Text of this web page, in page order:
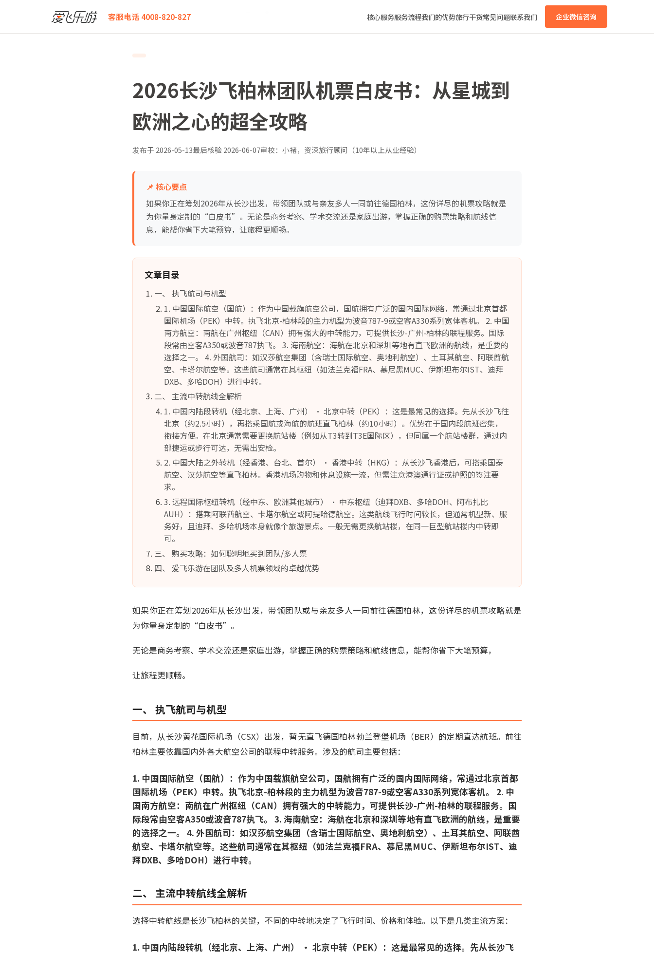
客服电话 4008-820-827 核心服务服务流程我们的优势旅行干货常见问题联系我们 企业微信咨询
爱飞乐游 2026长沙飞柏林团队机票白皮书：从星城到欧洲之心的超全攻略
2026长沙飞柏林团队机票白皮书：从星城到
欧洲之心的超全攻略
发布于 2026-05-13最后核验2026-06-07审校：小褚，资深旅行顾问（10年以上从业经验）
📌 核心要点
如果你正在筹划2026年从长沙出发，带领团队或与亲友多人一同前往德国柏林，这份详尽的机票攻略就是
为你量身定制的“白皮书”。无论是商务考察、学术交流还是家庭出游，掌握正确的购票策略和航线信
息，能帮你省下大笔预算，让旅程更顺畅。
文章目录
一、 执飞航司与机型
1. 中国国际航空（国航）：作为中国载旗航空公司，国航拥有广泛的国内国际网络，常通过北京首都
国际机场（PEK）中转。执飞北京-柏林段的主力机型为波音787-9或空客A330系列宽体客机。 2. 中国
南方航空：南航在广州枢纽（CAN）拥有强大的中转能力，可提供长沙-广州-柏林的联程服务。国际
段常由空客A350或波音787执飞。 3. 海南航空：海航在北京和深圳等地有直飞欧洲的航线，是重要的
选择之一。 4. 外国航司：如汉莎航空集团（含瑞士国际航空、奥地利航空）、土耳其航空、阿联酋航
空、卡塔尔航空等。这些航司通常在其枢纽（如法兰克福FRA、慕尼黑MUC、伊斯坦布尔IST、迪拜
DXB、多哈DOH）进行中转。
二、 主流中转航线全解析
1. 中国内陆段转机（经北京、上海、广州） • 北京中转（PEK）：这是最常见的选择。先从长沙飞往
北京（约2.5小时），再搭乘国航或海航的航班直飞柏林（约10小时）。优势在于国内段航班密集，
衔接方便。在北京通常需要更换航站楼（例如从T3转到T3E国际区），但同属一个航站楼群，通过内
部捷运或步行可达，无需出安检。
2. 中国大陆之外转机（经香港、台北、首尔） • 香港中转（HKG）：从长沙飞香港后，可搭乘国泰
航空、汉莎航空等直飞柏林。香港机场购物和休息设施一流，但需注意港澳通行证或护照的签注要
求。
3. 远程国际枢纽转机（经中东、欧洲其他城市） • 中东枢纽（迪拜DXB、多哈DOH、阿布扎比
AUH）：搭乘阿联酋航空、卡塔尔航空或阿提哈德航空。这类航线飞行时间较长，但通常机型新、服
务好，且迪拜、多哈机场本身就像个旅游景点。一般无需更换航站楼，在同一巨型航站楼内中转即
可。
三、 购买攻略：如何聪明地买到团队/多人票
四、 爱飞乐游在团队及多人机票领域的卓越优势
如果你正在筹划2026年从长沙出发，带领团队或与亲友多人一同前往德国柏林，这份详尽的机票攻略就是
为你量身定制的“白皮书”。
无论是商务考察、学术交流还是家庭出游，掌握正确的购票策略和航线信息，能帮你省下大笔预算，
让旅程更顺畅。
一、 执飞航司与机型
目前，从长沙黄花国际机场（CSX）出发，暂无直飞德国柏林勃兰登堡机场（BER）的定期直达航班。前往
柏林主要依靠国内外各大航空公司的联程中转服务。涉及的航司主要包括：
1. 中国国际航空（国航）：作为中国载旗航空公司，国航拥有广泛的国内国际网络，常通过北京首都
国际机场（PEK）中转。执飞北京-柏林段的主力机型为波音787-9或空客A330系列宽体客机。 2. 中
国南方航空：南航在广州枢纽（CAN）拥有强大的中转能力，可提供长沙-广州-柏林的联程服务。国
际段常由空客A350或波音787执飞。 3. 海南航空：海航在北京和深圳等地有直飞欧洲的航线，是重要
的选择之一。 4. 外国航司：如汉莎航空集团（含瑞士国际航空、奥地利航空）、土耳其航空、阿联酋
航空、卡塔尔航空等。这些航司通常在其枢纽（如法兰克福FRA、慕尼黑MUC、伊斯坦布尔IST、迪
拜DXB、多哈DOH）进行中转。
二、 主流中转航线全解析
选择中转航线是长沙飞柏林的关键，不同的中转地决定了飞行时间、价格和体验。以下是几类主流方案：
1. 中国内陆段转机（经北京、上海、广州） • 北京中转（PEK）：这是最常见的选择。先从长沙飞